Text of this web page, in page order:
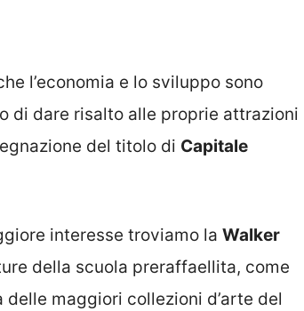
l’economia e lo sviluppo sono
di dare risalto alle proprie attrazioni
del titolo di Capitale
interesse troviamo la Walker
della scuola preraffaellita, come
delle maggiori collezioni d’arte del